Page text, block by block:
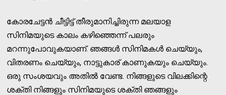
കോരചേട്ടന്‍ ചീട്ടിട്ട് തീരുമാനിച്ചിരുന്ന മലയാള
സിനിമയുടെ കാലം കഴിഞ്ഞെന്ന് പലരും
മറന്നുപോവുകയാണ്. ഞങ്ങള്‍ സിനിമകള്‍ ചെയ്യും,
വിതരണം ചെയ്യും, നാട്ടുകാര് കാണുകയും ചെയ്യും.
ഒരു സംശയവും അതില്‍ വേണ്ട. നിങ്ങളുടെ വിലക്കിന്റെ
ശക്തി നിങ്ങളും സിനിമയുടെ ശക്തി ഞങ്ങളും